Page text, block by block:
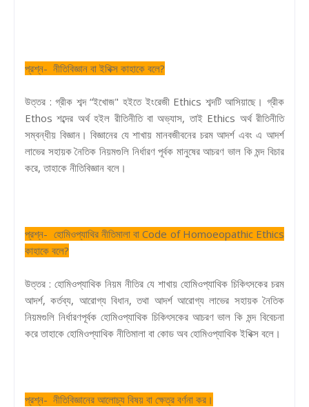
প্রশ্ন- নীতিবিজ্ঞান বা ইথিক্স কাহাকে বলে?
উত্তর : গ্রীক শব্দ “ইখোজ" হইতে ইংরেজী Ethics শব্দটি আসিয়াছে। গ্রীক
Ethos শব্দের অর্থ হইল রীতিনীতি বা অভ্যাস, তাই Ethics অর্থ রীতিনীতি
সম্বন্ধীয় বিজ্ঞান। বিজ্ঞানের যে শাখায় মানবজীবনের চরম আদর্শ এবং এ আদর্শ
লাভের সহায়ক নৈতিক নিয়মগুলি নির্ধারণ পূর্বক মানুষের আচরণ ভাল কি মন্দ বিচার
করে, তাহাকে নীতিবিজ্ঞান বলে।
প্রশ্ন- হোমিওপ্যাথির নীতিমালা বা Code of Homoeopathic Ethics
কাহাকে বলে?
উত্তর : হোমিওপ্যাথিক নিয়ম নীতির যে শাখায় হোমিওপ্যাথিক চিকিৎসকের চরম
আদর্শ, কর্তব্য, আরোগ্য বিধান, তথা আদর্শ আরোগ্য লাভের সহায়ক নৈতিক
নিয়মগুলি নির্ধারণপূর্বক হোমিওপ্যাথিক চিকিৎসকের আচরণ ভাল কি মন্দ বিবেচনা
করে তাহাকে হোমিওপ্যাথিক নীতিমালা বা কোড অব হোমিওপ্যাথিক ইথিক্স বলে।
প্রশ্ন- নীতিবিজ্ঞানের আলোচ্য বিষয় বা ক্ষেত্র বর্ণনা কর।